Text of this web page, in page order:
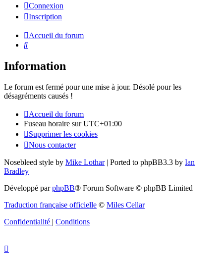
Connexion
Inscription
Accueil du forum
Rechercher
Information
Le forum est fermé pour une mise à jour. Désolé pour les
désagréments causés !
Accueil du forum
Fuseau horaire surUTC+01:00
Supprimer les cookies
Nous contacter
Nosebleed style by Mike Lothar| Ported to phpBB3.3 by Ian
Bradley
Développé parphpBB® Forum Software © phpBB Limited
Traduction française officielle © Miles Cellar
Confidentialité | Conditions